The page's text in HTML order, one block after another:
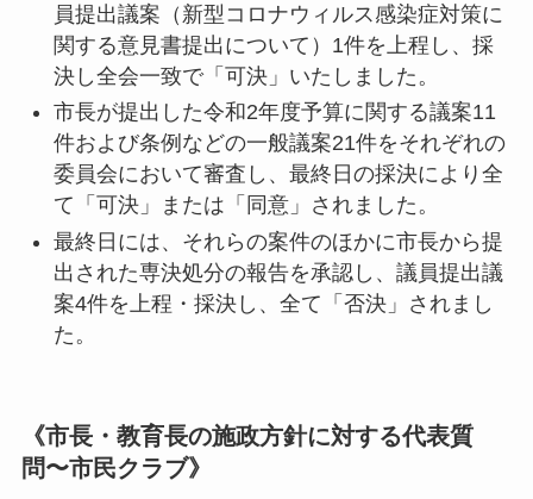
員提出議案（新型コロナウィルス感染症対策に
関する意見書提出について）1件を上程し、採
決し全会一致で「可決」いたしました。
市長が提出した令和2年度予算に関する議案11
件および条例などの一般議案21件をそれぞれの
委員会において審査し、最終日の採決により全
て「可決」または「同意」されました。
最終日には、それらの案件のほかに市長から提
出された専決処分の報告を承認し、議員提出議
案4件を上程・採決し、全て「否決」されまし
た。
《市長・教育長の施政方針に対する代表質
問〜市民クラブ》